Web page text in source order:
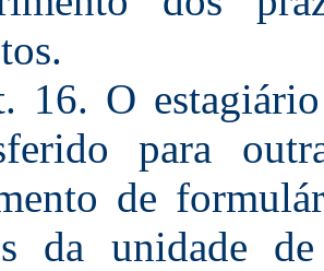
16. O
para
de
da unidade